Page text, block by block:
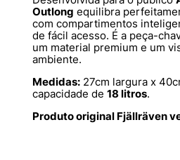
Outlong equilibra
com compartimentos
de fácil acesso. É a peça-
um material premium e um
ambiente.
Medidas: 27cm largura x
capacidade de 18 litros.
Produto original Fjällräven